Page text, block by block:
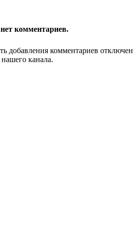
комментариев.
добавления комментариев
канала.